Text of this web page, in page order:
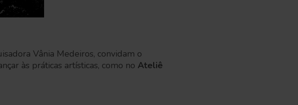
Vânia Medeiros, convidam o
às práticas artísticas, como no Ateliê